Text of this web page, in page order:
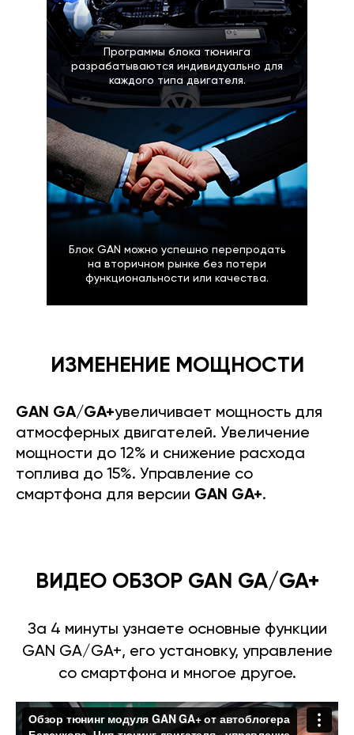
Программы блока тюнинга
разрабатываются индивидуально для
каждого типа двигателя.
Блок GAN можно успешно перепродать
на вторичном рынке без потери
функциональности или качества.
ИЗМЕНЕНИЕ МОЩНОСТИ
GAN GA/GA+увеличивает мощность для
атмосферных двигателей. Увеличение
мощности до 12% и снижение расхода
топлива до 15%. Управление со
смартфона для версии GAN GA+.
ВИДЕО ОБЗОР GAN GA/GA+
За 4 минуты узнаете основные функции
GAN GA/GA+, его установку, управление
со смартфона и многое другое.